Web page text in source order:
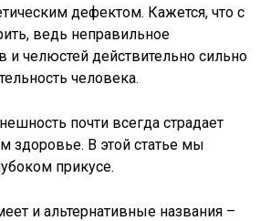
дефектом. Кажется, что с
ведь неправильное
и челюстей действительно сильно
человека.
почти всегда страдает
здоровье. В этой статье мы
прикусе.
и альтернативные названия –